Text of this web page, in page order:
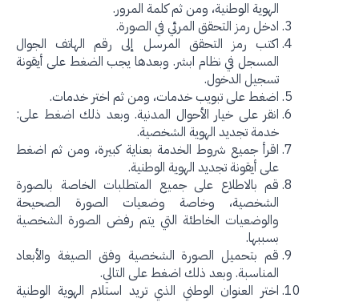
الهوية الوطنية، ومن ثم كلمة المرور.
ادخل رمز التحقق المرئي في الصورة.
اكتب رمز التحقق المرسل إلى رقم الهاتف الجوال
المسجل في نظام ابشر. وبعدها يجب الضغط على أيقونة
تسجيل الدخول.
اضغط على تبويب خدمات، ومن ثم اختر خدمات.
انقر على خيار الأحوال المدنية. وبعد ذلك اضغط على:
خدمة تجديد الهوية الشخصية.
اقرأ جميع شروط الخدمة بعناية كبيرة، ومن ثم اضغط
على أيقونة تجديد الهوية الوطنية.
قم بالاطلاع على جميع المتطلبات الخاصة بالصورة
الشخصية، وخاصة وضعيات الصورة الصحيحة
والوضعيات الخاطئة التي يتم رفض الصورة الشخصية
بسببها.
قم بتحميل الصورة الشخصية وفق الصيغة والأبعاد
المناسبة. وبعد ذلك اضغط على التالي.
اختر العنوان الوطني الذي تريد استلام الهوية الوطنية